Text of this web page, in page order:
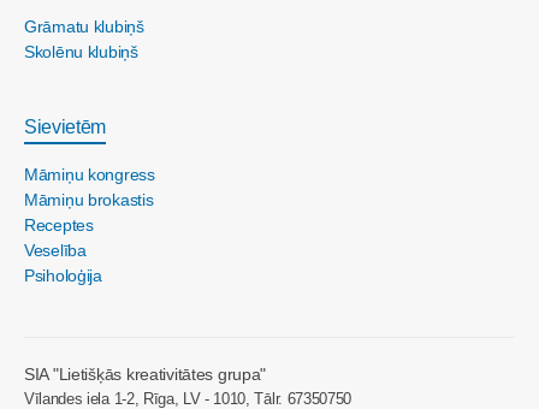
Grāmatu klubiņš
Skolēnu klubiņš
Sievietēm
Māmiņu kongress
Māmiņu brokastis
Receptes
Veselība
Psiholoģija
SIA "Lietišķās kreativitātes grupa"
Vīlandes iela 1-2, Rīga, LV - 1010, Tālr. 67350750